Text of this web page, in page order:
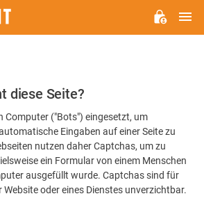
diese Seite?
Computer ("Bots") eingesetzt, um
Eingaben auf einer Seite zu
nutzen daher Captchas, um zu
ein Formular von einem Menschen
ausgefüllt wurde. Captchas sind für
Website oder eines Dienstes unverzichtbar.